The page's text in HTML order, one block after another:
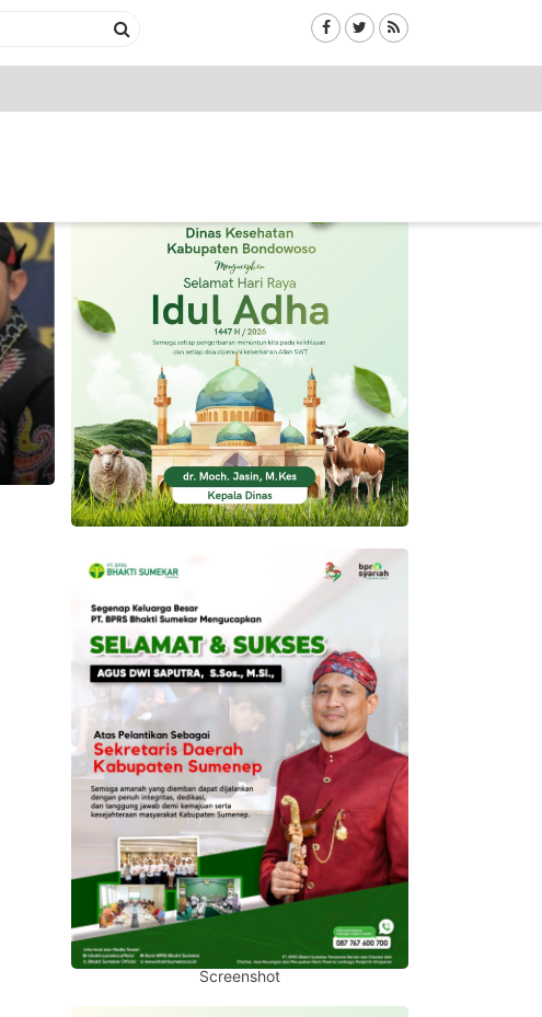
Screenshot